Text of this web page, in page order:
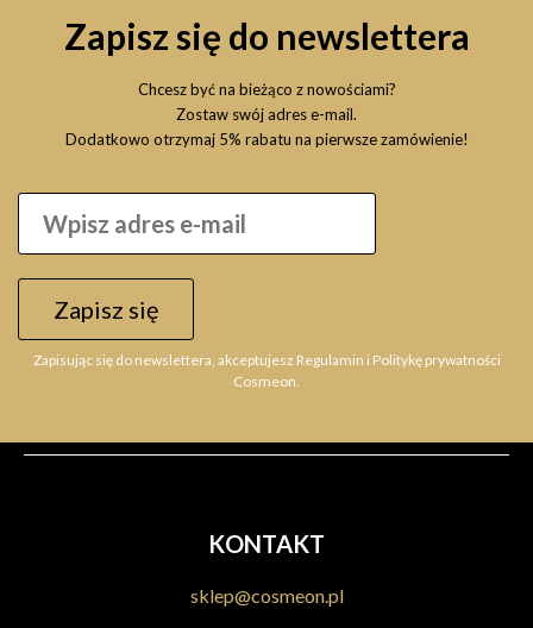
Zapisz się do newslettera
Chcesz być na bieżąco z nowościami?
Zostaw swój adres e-mail.
Dodatkowo otrzymaj 5% rabatu na pierwsze zamówienie!
Zapisz się
Zapisując się do newslettera, akceptujesz Regulamin i Politykę prywatności
Cosmeon.
KONTAKT
sklep@cosmeon.pl